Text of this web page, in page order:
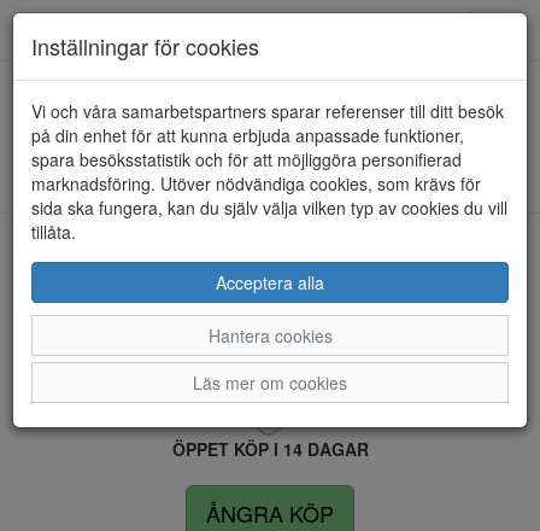
HEM RIEKER
Kunde inte hitta några artiklar...
LEVERANS INOM 4 DAGAR INOM SVERIGE
FRI FRAKT VID KÖP ÖVER 1.500 KR
ÖPPET KÖP I 14 DAGAR
ÅNGRA KÖP
Inställningar för cookies
Vi och våra samarbetspartners sparar referenser till ditt besök
på din enhet för att kunna erbjuda anpassade funktioner,
spara besöksstatistik och för att möjliggöra personifierad
marknadsföring. Utöver nödvändiga cookies, som krävs för
sida ska fungera, kan du själv välja vilken typ av cookies du vill
tillåta.
Acceptera alla
Hantera cookies
Läs mer om cookies